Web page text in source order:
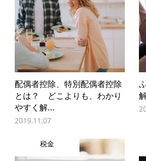
配偶者控除、特別配偶者控除
とは？ どこよりも、わかり
やすく解...
2019.11.07
税金